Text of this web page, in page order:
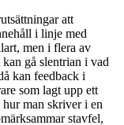
att
i linje med
men i flera av
gå slentrian i vad
kan feedback i
som lagt upp ett
man skriver i en
stavfel,